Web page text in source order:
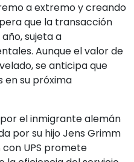
a extremo y creando
que la transacción
sujeta a
Aunque el valor de
se anticipa que
en su próxima
el inmigrante alemán
por su hijo Jens Grimm
con UPS promete